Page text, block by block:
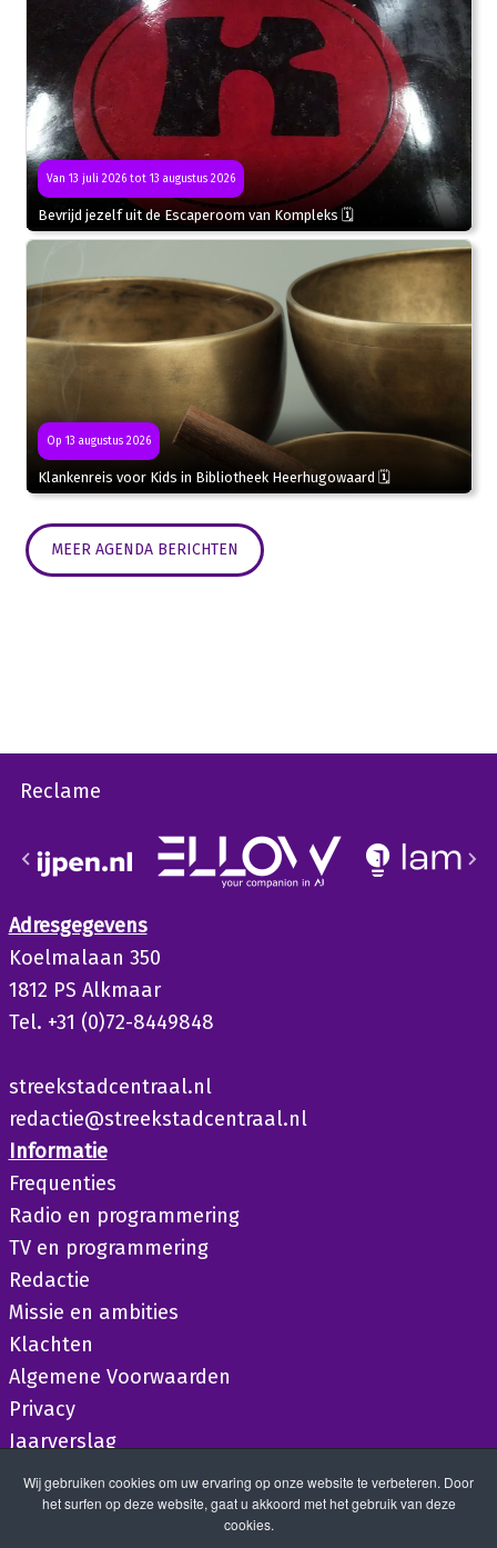
Van 13 juli 2026 tot 13 augustus 2026
Bevrijd jezelf uit de Escaperoom van Kompleks 🗓
Op 13 augustus 2026
Klankenreis voor Kids in Bibliotheek Heerhugowaard 🗓
MEER AGENDA BERICHTEN
Reclame
Adresgegevens
Koelmalaan 350
1812 PS Alkmaar
Tel. +31 (0)72-8449848
streekstadcentraal.nl
redactie@streekstadcentraal.nl
Informatie
Frequenties
Radio en programmering
TV en programmering
Redactie
Missie en ambities
Klachten
Algemene Voorwaarden
Privacy
Jaarverslag
Wij gebruiken cookies om uw ervaring op onze website te verbeteren. Door
het surfen op deze website, gaat u akkoord met het gebruik van deze
cookies.